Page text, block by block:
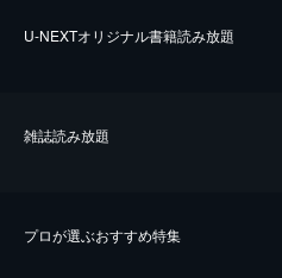
U-NEXTオリジナル書籍読み放題
雑誌読み放題
プロが選ぶおすすめ特集